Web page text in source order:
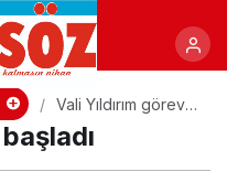
Vali Yıldırım göreve
başladı